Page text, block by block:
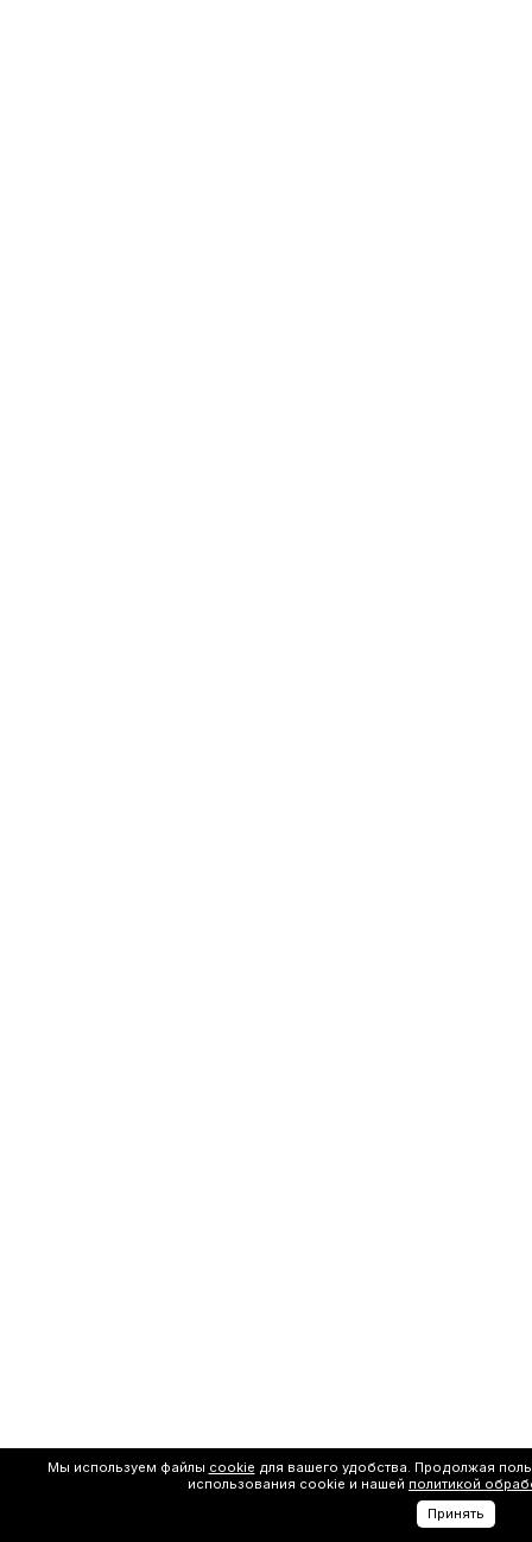
Мы используем файлы cookie для вашего удобства. Продолжая
использования cookie и нашей политикой
Принять